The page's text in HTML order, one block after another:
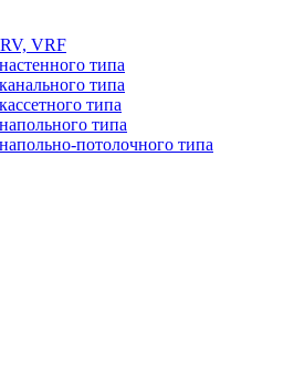
VRF
типа
типа
типа
типа
потолочного типа